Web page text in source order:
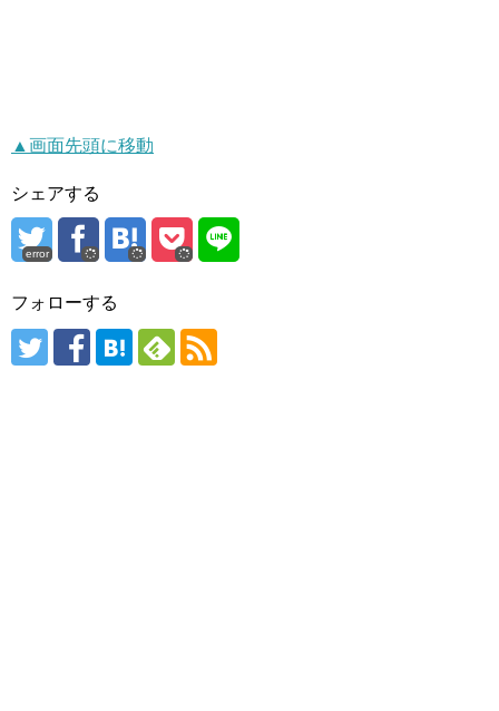
▲画面先頭に移動
シェアする
error
フォローする